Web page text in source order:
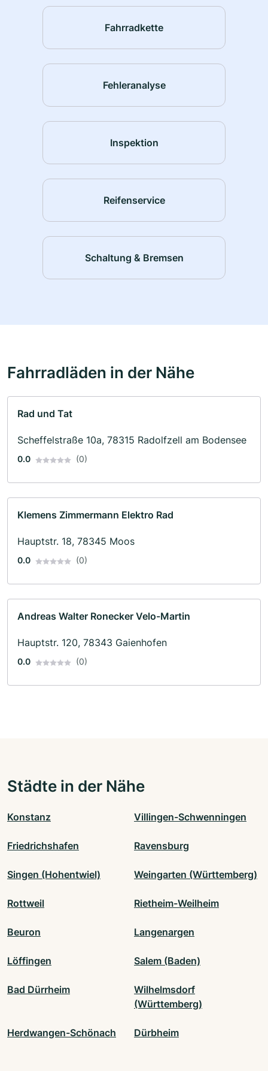
Fahrradkette
Fehleranalyse
Inspektion
Reifenservice
Schaltung & Bremsen
Fahrradläden in der Nähe
Rad und Tat
Scheffelstraße 10a, 78315 Radolfzell am Bodensee
0.0 (0)
Klemens Zimmermann Elektro Rad
Hauptstr. 18, 78345 Moos
0.0 (0)
Andreas Walter Ronecker Velo-Martin
Hauptstr. 120, 78343 Gaienhofen
0.0 (0)
Städte in der Nähe
Konstanz Villingen-Schwenningen
Friedrichshafen Ravensburg
Singen (Hohentwiel) Weingarten (Württemberg)
Rottweil Rietheim-Weilheim
Beuron Langenargen
Löffingen Salem (Baden)
Bad Dürrheim
Wilhelmsdorf
(Württemberg)
Herdwangen-Schönach Dürbheim